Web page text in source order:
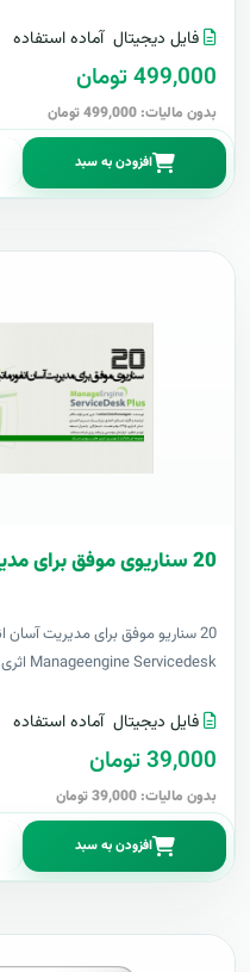
فایل دیجیتال آماده استفاده
499,000 تومان
بدون مالیات: 499,000 تومان
افزودن به سبد
20 سناریوی موفق برای مدیریت آسان انفورماتیک
20 سناریو موفق برای مدیریت
Manageengine Servicedesk اثری برای تمام..
فایل دیجیتال آماده استفاده
39,000 تومان
بدون مالیات: 39,000 تومان
افزودن به سبد